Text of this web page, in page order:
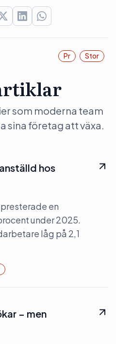
Pr Stor
som moderna team
sina företag att växa.
hos
en
under 2025.
låg på 2,1
– men